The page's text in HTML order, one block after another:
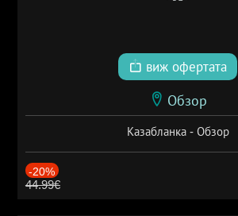
виж офертата
Обзор
Казабланка - Обзор
-20%
44.99€